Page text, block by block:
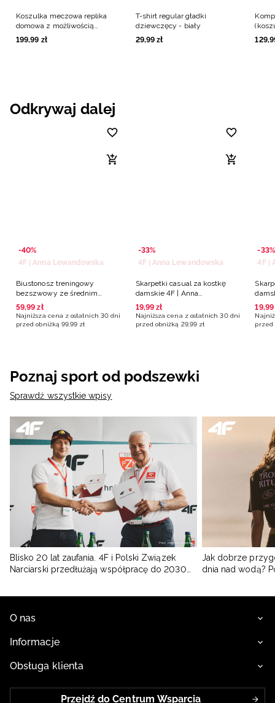
Koszulka meczowa replika
domowa z możliwością
personalizacji męska 4F x
Polska Siatkówka - biała
199,99 zł
T-shirt regular gładki
dziewczęcy - biały
29,99 zł 129,
Odkrywaj dalej
-40%
4F | Anna Lewandowska
Biustonosz treningowy
bezszwowy ze średnim
wsparciem 4F | Anna
Lewandowska - niebieski
59,99 zł
Najniższa cena z ostatnich 30 dni
przed obniżką 99,99 zł
-33%
4F | Anna Lewandowska
Skarpetki casual za kostkę
damskie 4F | Anna
Lewandowska - czarne
19,99 zł
Najniższa cena z ostatnich 30 dni
przed obniżką 29,99 zł
-33%
4F |
19,99
przed
Poznaj sport od podszewki
Sprawdź wszystkie wpisy
Blisko 20 lat zaufania. 4F i Polski Związek
Narciarski przedłużają współpracę do 2030
Jak dobrze
dnia nad wodą?
O nas
Informacje
Obsługa klienta
Przejdź do Centrum Wsparcia